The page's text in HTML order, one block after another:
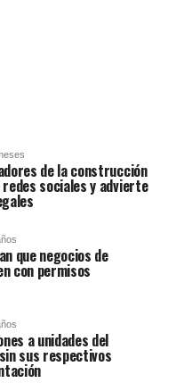
de la construcción
sociales y advierte
que negocios de
con permisos
a unidades del
sus respectivos